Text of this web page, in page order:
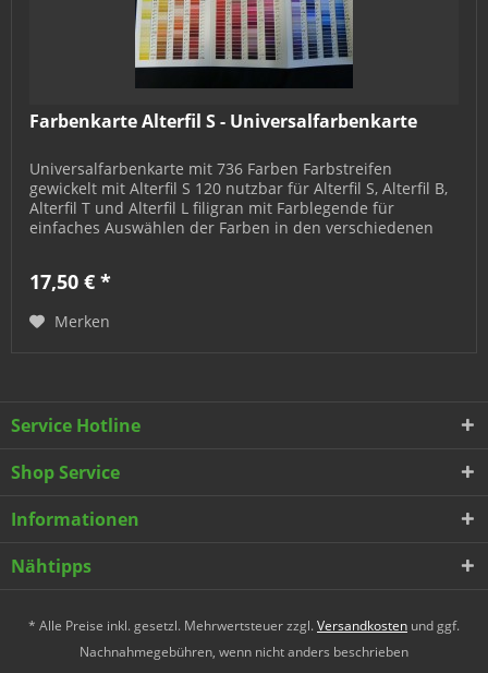
Farbenkarte Alterfil S - Universalfarbenkarte
Universalfarbenkarte mit 736 Farben Farbstreifen
gewickelt mit Alterfil S 120 nutzbar für Alterfil S, Alterfil B,
Alterfil T und Alterfil L filigran mit Farblegende für
einfaches Auswählen der Farben in den verschiedenen
17,50 € *
Merken
Service Hotline
Shop Service
Informationen
Nähtipps
* Alle Preise inkl. gesetzl. Mehrwertsteuer zzgl. Versandkosten und ggf.
Nachnahmegebühren, wenn nicht anders beschrieben